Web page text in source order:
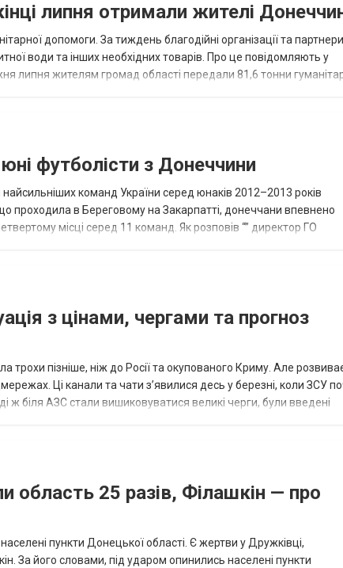
липня отримали жителі
допомоги. За тиждень благодійні організації та партнери
води та інших необхідних товарів. Про це повідомляють у
липня жителям громад області передали 81,6 тонни
футболісти з Донеччини
команд України серед юнаків 2012–2013 років
проходила в Береговому на Закарпатті, донеччани впевнено
місці серед 11 команд. Як розповів “” директор ГО
з цінами, чергами та прогноз
пізніше, ніж до Росії та окупованого Криму. Але
Ці канали та чати з’явилися десь у березні, коли ЗСУ
біля АЗС стали вишиковуватися великі черги, були введені
область 25 разів, Філашкін — про
пункти Донецької області. Є жертви у Дружківці,
За його словами, під ударом опинились населені пункти